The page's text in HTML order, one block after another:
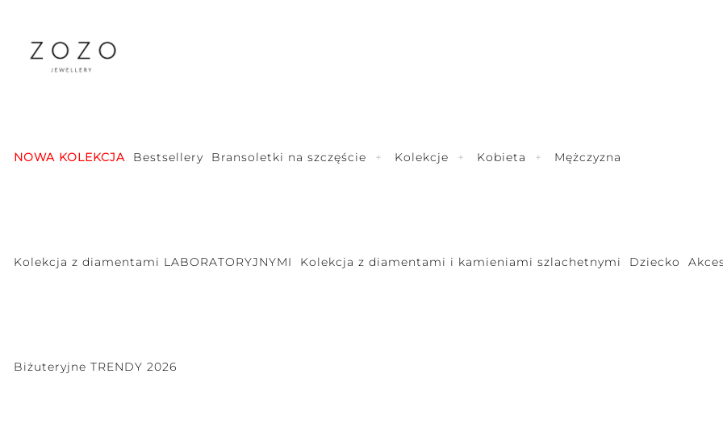
NOWA KOLEKCJA Bestsellery Bransoletki na szczęście Kolekcje Kobieta Mężczyzna
Kolekcja z diamentami LABORATORYJNYMI Kolekcja z diamentami i kamieniami szlachetnymi Dziecko
Biżuteryjne TRENDY 2026